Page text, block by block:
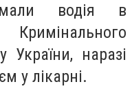
водія в
України, наразі
у лікарні.